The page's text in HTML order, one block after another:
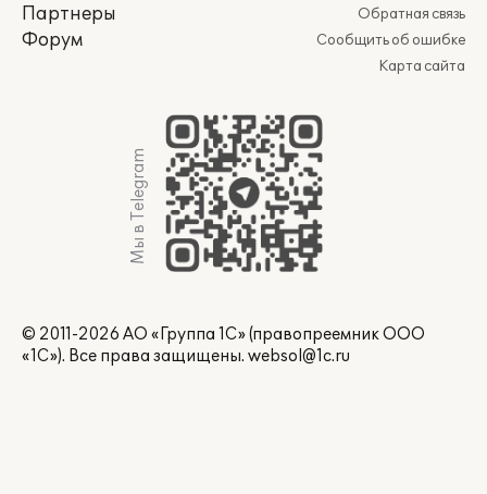
Партнеры
Форум
Обратная связь
Сообщить об ошибке
Карта сайта
Мы в Telegram
© 2011-2026 АО «Группа 1С» (правопреемник ООО
«1С»). Все права защищены. websol@1c.ru